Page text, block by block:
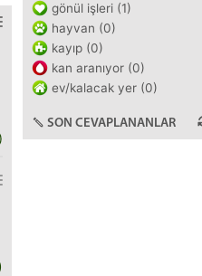
gönül işleri (1)
hayvan (0)
kayıp (0)
kan aranıyor (0)
ev/kalacak yer (0)
SON CEVAPLANANLAR